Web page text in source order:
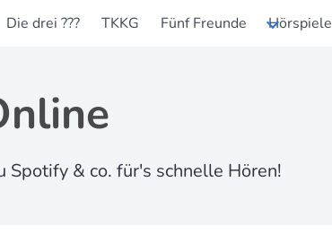
Die drei ??? TKKG Fünf Freunde Hörspiele
& co. für's schnelle Hören!